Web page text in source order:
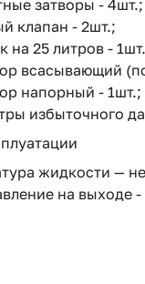
затворы - 4шт.;
клапан - 2шт.;
на 25 литров -
всасывающий
напорный - 1шт.;
избыточного
жидкости —
на выходе -